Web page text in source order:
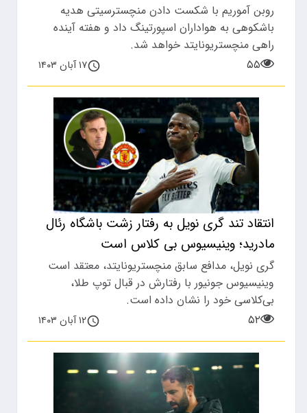
روبن آموریم با شکست دادن منچسترسیتی هدیه
باشکوهی به هواداران اسپورتینگ داد و هفته آینده
راهی منچستریونایتد خواهد شد.
۵۵
۱۷ آبان ۱۴۰۳
انتقاد تند گری نویل به رفتار زشت باشگاه رئال
مادرید؛ وینیسیوس بی کلاس است
گری نویل، مدافع سابق منچستریونایتد، معتقد است
وینیسیوس جونیور با رفتارش در قبال توپ طلا،
بی‌کلاسی خود را نشان داده است.
۵۲
۱۲ آبان ۱۴۰۳